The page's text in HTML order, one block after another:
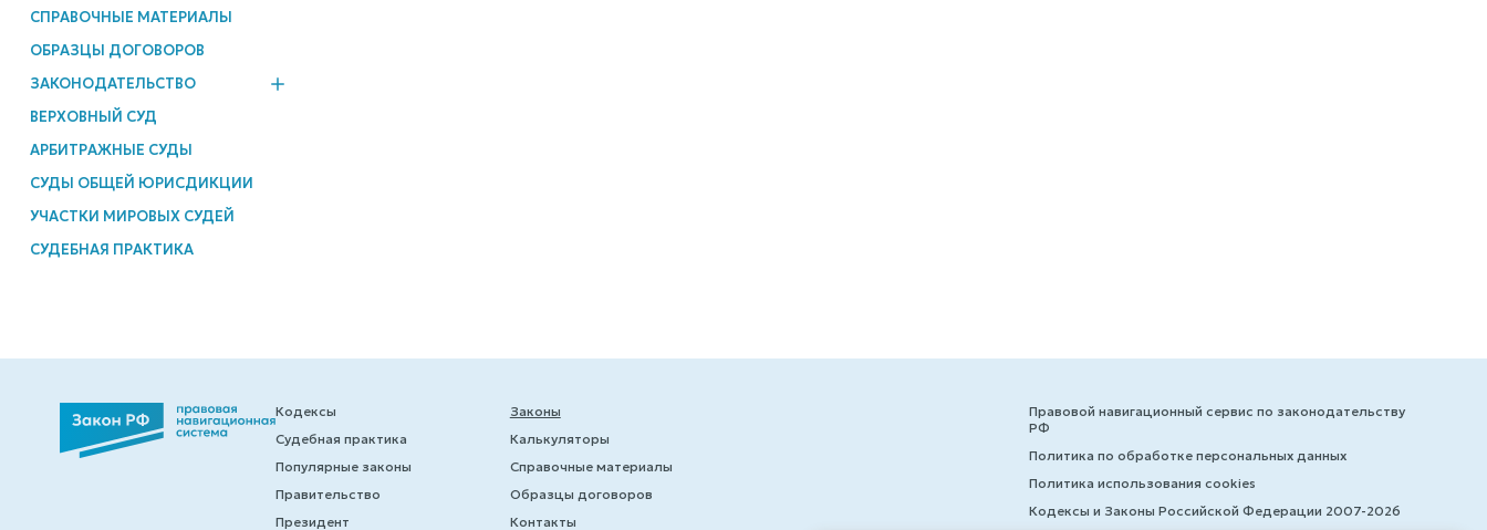
СПРАВОЧНЫЕ МАТЕРИАЛЫ
ОБРАЗЦЫ ДОГОВОРОВ
ЗАКОНОДАТЕЛЬСТВО
ВЕРХОВНЫЙ СУД
АРБИТРАЖНЫЕ СУДЫ
СУДЫ ОБЩЕЙ ЮРИСДИКЦИИ
УЧАСТКИ МИРОВЫХ СУДЕЙ
СУДЕБНАЯ ПРАКТИКА
Кодексы
Судебная практика
Популярные законы
Правительство
Президент
Законы
Калькуляторы
Справочные материалы
Образцы договоров
Контакты
Правовой навигационный сервис по законодательству
РФ
Политика по обработке персональных данных
Политика использования cookies
Кодексы и Законы Российской Федерации 2007-2026